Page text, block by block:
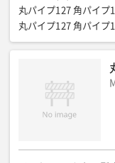
丸パイプ127 角パイプ
丸パイプ127 角パイプ
丸パイプ127 角パイプ
電
全幅(mm): 290 全